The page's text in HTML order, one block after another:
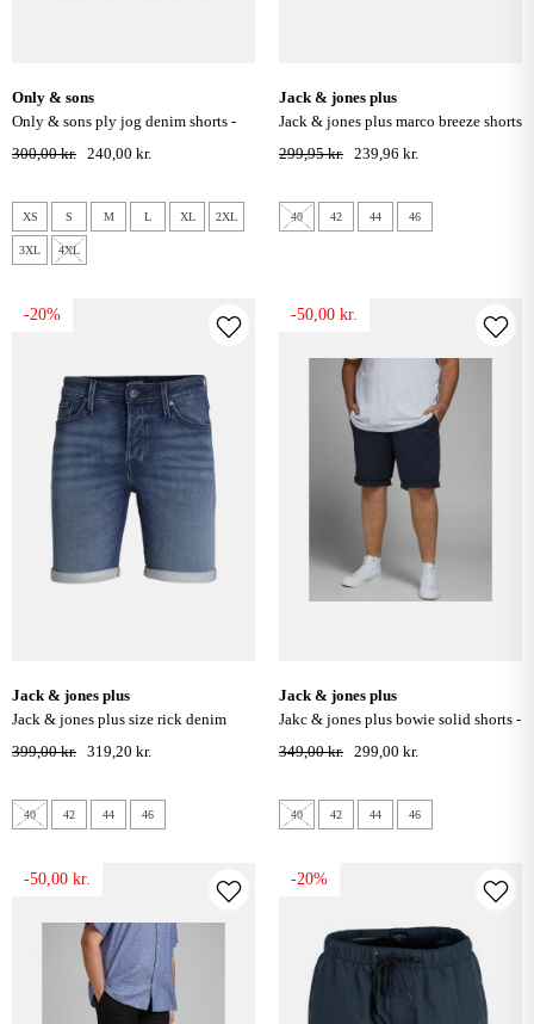
only & sons
only & sons ply jog denim shorts -
black denim
300,00 kr. 240,00 kr.
XS S M L XL 2XL
3XL 4XL
jack & jones plus
jack & jones plus marco breeze shorts
- deep lichen green
299,95 kr. 239,96 kr.
40 42 44 46
-20%
jack & jones plus
jack & jones plus size rick denim
shorts - blue denim
399,00 kr. 319,20 kr.
40 42 44 46
-50,00 kr.
jack & jones plus
jakc & jones plus bowie solid shorts -
navy blazer
349,00 kr. 299,00 kr.
40 42 44 46
-50,00 kr. -20%